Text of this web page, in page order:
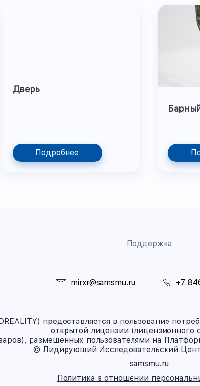
Дверь
Подробнее
Поддержка
mirxr@samsmu.ru +7
предоставляется в пользование
открытой лицензии (лицензионного
размещенных пользователями на
© Лидирующий Исследовательский
samsmu.ru
Политика в отношении